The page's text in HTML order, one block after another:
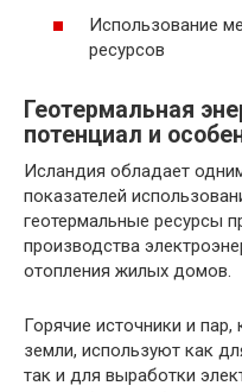
Использование
ресурсов
Геотермальная
потенциал и
Исландия обладает
показателей
геотермальные ресурсы
производства
отопления жилых домов.
Горячие источники и
земли, используют как
так и для выработки